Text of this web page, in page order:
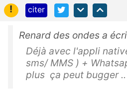
!
citer
Renard des ondes a
Déjà avec l'appli
sms/ MMS ) +
plus ça peut bugger ..